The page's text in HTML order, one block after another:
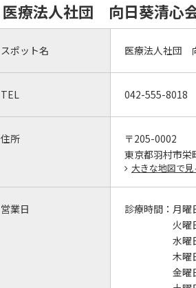
医療法人社団 向日葵清心
スポット名 医療法人社団
TEL 042-555-8018
住所
〒205-0002
東京都羽村市栄
大きな地図で見
営業日 診療時間： 月曜
火曜
水曜
木曜
金曜